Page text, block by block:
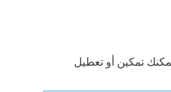
تمكين أو تعطيل